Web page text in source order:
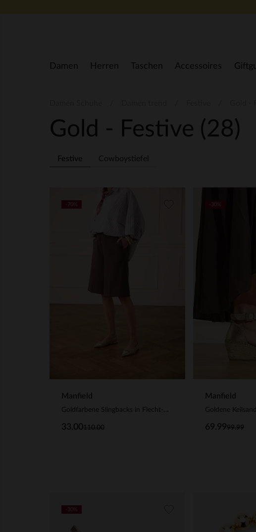
Damen Herren Taschen Accessoires
Gold - Festive (28)
Festive Cowboystiefel
Manfield
Goldfarbene Slingbacks in Flecht-Optik
110.00
33.00
-70%
Manfield
Goldene
99.99
69.99
-30%
-30%